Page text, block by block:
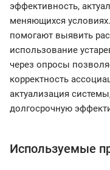
эффективность,
меняющихся
помогают выявить
использование
через опросы
корректность
актуализация
долгосрочную
Используемые